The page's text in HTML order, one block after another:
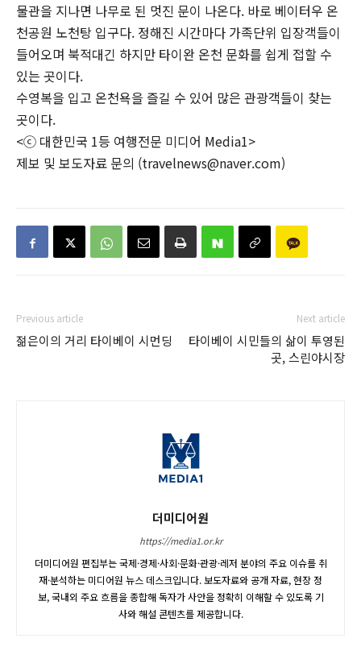
물관을 지나면 나무로 된 멋진 문이 나온다. 바로 베이터우 온
천공원 노천탕 입구다. 정해진 시간마다 가족단위 입장객들이
들어오며 북적대긴 하지만 타이완 온천 문화를 쉽게 접할 수
있는 곳이다.
수영복을 입고 온천욕을 즐길 수 있어 많은 관광객들이 찾는
곳이다.
<ⓒ 대한민국 1등 여행전문 미디어 Media1>
제보 및 보도자료 문의 (travelnews@naver.com)
Previous article
젊은이의 거리 타이베이 시먼딩
Next article
타이베이 시민들의 삶이 투영된
곳, 스린야시장
더미디어원
https://media1.or.kr
더미디어원 편집부는 국제·경제·사회·문화·관광·레저 분야의 주요 이슈를 취
재·분석하는 미디어원 뉴스 데스크입니다. 보도자료와 공개 자료, 현장 정
보, 국내외 주요 흐름을 종합해 독자가 사안을 정확히 이해할 수 있도록 기
사와 해설 콘텐츠를 제공합니다.